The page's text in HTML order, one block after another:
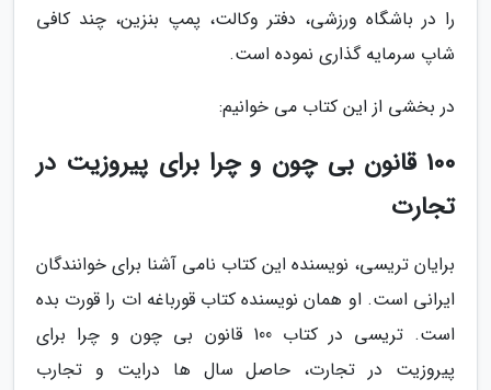
را در باشگاه ورزشی، دفتر وکالت، پمپ بنزین، چند کافی
شاپ سرمایه گذاری نموده است.
در بخشی از این کتاب می خوانیم:
100 قانون بی چون و چرا برای پیروزیت در
تجارت
برایان تریسی، نویسنده این کتاب نامی آشنا برای خوانندگان
ایرانی است. او همان نویسنده کتاب قورباغه ات را قورت بده
است. تریسی در کتاب 100 قانون بی چون و چرا برای
پیروزیت در تجارت، حاصل سال ها درایت و تجارب